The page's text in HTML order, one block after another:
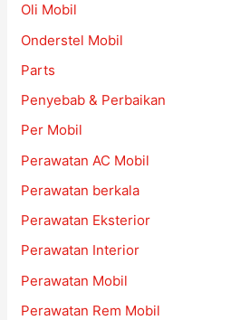
Oli Mobil
Onderstel Mobil
Parts
Penyebab & Perbaikan
Per Mobil
Perawatan AC Mobil
Perawatan berkala
Perawatan Eksterior
Perawatan Interior
Perawatan Mobil
Perawatan Rem Mobil